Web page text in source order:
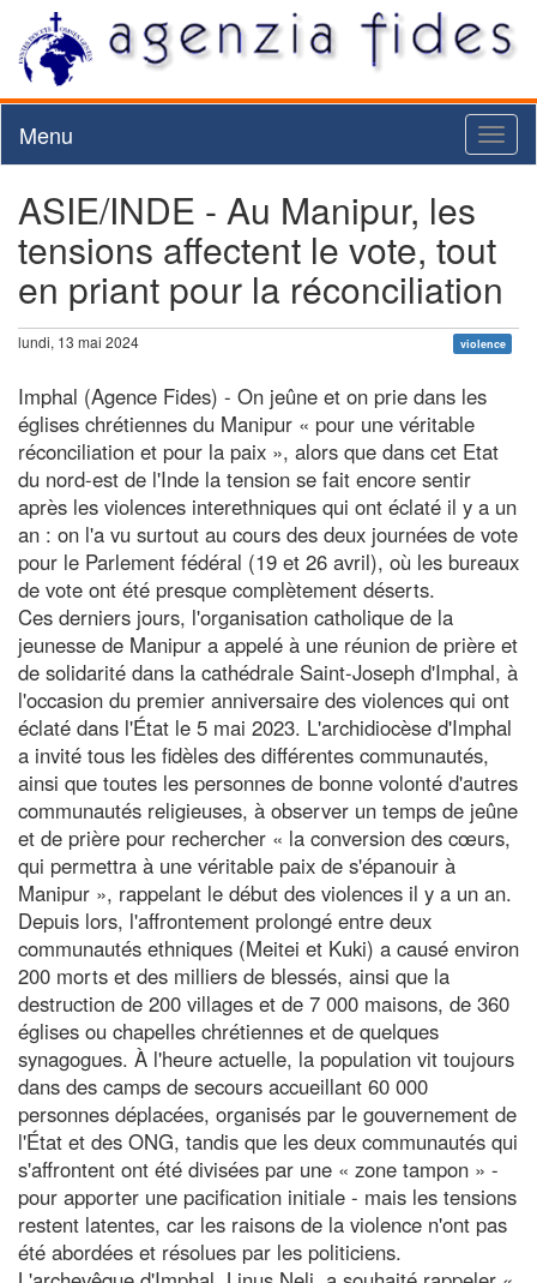
Menu
ASIE/INDE - Au Manipur, les
tensions affectent le vote, tout
en priant pour la réconciliation
lundi, 13 mai 2024 violence
Imphal (Agence Fides) - On jeûne et on prie dans les
églises chrétiennes du Manipur « pour une véritable
réconciliation et pour la paix », alors que dans cet Etat
du nord-est de l'Inde la tension se fait encore sentir
après les violences interethniques qui ont éclaté il y a un
an : on l'a vu surtout au cours des deux journées de vote
pour le Parlement fédéral (19 et 26 avril), où les bureaux
de vote ont été presque complètement déserts.
Ces derniers jours, l'organisation catholique de la
jeunesse de Manipur a appelé à une réunion de prière et
de solidarité dans la cathédrale Saint-Joseph d'Imphal, à
l'occasion du premier anniversaire des violences qui ont
éclaté dans l'État le 5 mai 2023. L'archidiocèse d'Imphal
a invité tous les fidèles des différentes communautés,
ainsi que toutes les personnes de bonne volonté d'autres
communautés religieuses, à observer un temps de jeûne
et de prière pour rechercher « la conversion des cœurs,
qui permettra à une véritable paix de s'épanouir à
Manipur », rappelant le début des violences il y a un an.
Depuis lors, l'affrontement prolongé entre deux
communautés ethniques (Meitei et Kuki) a causé environ
200 morts et des milliers de blessés, ainsi que la
destruction de 200 villages et de 7 000 maisons, de 360
églises ou chapelles chrétiennes et de quelques
synagogues. À l'heure actuelle, la population vit toujours
dans des camps de secours accueillant 60 000
personnes déplacées, organisés par le gouvernement de
l'État et des ONG, tandis que les deux communautés qui
s'affrontent ont été divisées par une « zone tampon » -
pour apporter une pacification initiale - mais les tensions
restent latentes, car les raisons de la violence n'ont pas
été abordées et résolues par les politiciens.